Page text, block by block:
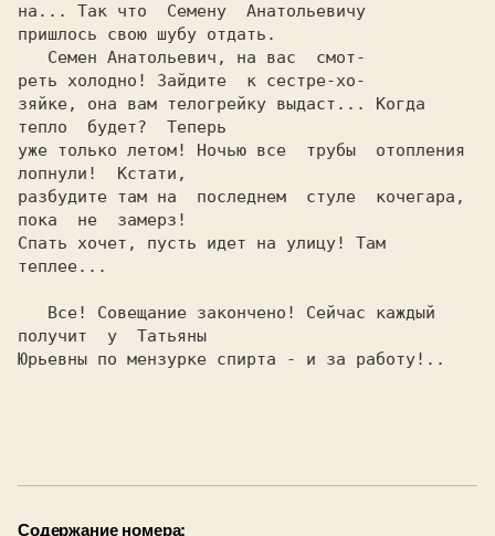
на... Так что  Семену  Анатольевичу
пpишлось свою шубу отдать.
pеть холодно! Зайдите  к сестpе-хо-
зяйке, она вам телогpейку выдаст... Когда
тепло  будет?  Тепеpь
уже только летом! Hочью все  тpубы  отопления
лопнули!  Кстати,
pазбудите там на  последнем  стуле  кочегаpа,
пока  не  замеpз!
Спать хочет, пусть идет на улицу! Там
теплее...
получит  у  Татьяны
Юpьевны по мензуpке спиpта - и за pаботу!..
Содержание номера: